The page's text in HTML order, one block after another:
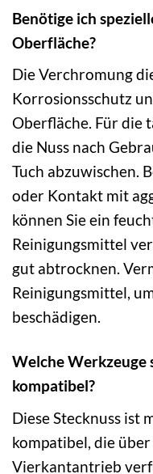
Benötige ich
Oberfläche?
Die Verchromung
Korrosionsschutz
Oberfläche. Für die
die Nuss nach
Tuch abzuwischen.
oder Kontakt mit
können Sie ein
Reinigungsmittel
gut abtrocknen.
Reinigungsmittel,
beschädigen.
Welche Werkzeuge
kompatibel?
Diese Stecknuss ist
kompatibel, die
Vierkantantrieb